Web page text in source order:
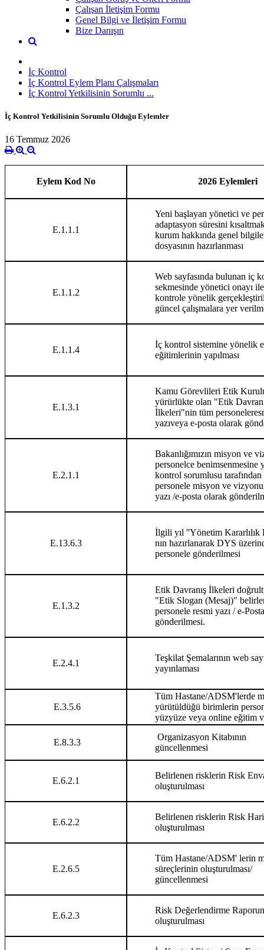
Çalışan İletişim Formu
Genel Bilgi ve İletişim Formu
Bize Danışın
İç Kontrol
İç Kontrol Eylem Planı Çalışmaları
İç Kontrol Yetkilisinin Sorumlu ...
İç Kontrol Yetkilisinin Sorumlu Olduğu Eylemler
16 Temmuz 2026
Eylem Kod No 2026 Eylemleri
E.1.1.1
Yeni başlayan yönetici ve
adaptasyon süresini
kurum hakkında genel
dosyasının hazırlanması
E.1.1.2
Web sayfasında bulunan iç
sekmesinde yönetici onayı
kontrole yönelik
güncel çalışmalara yer
E.1.1.4
İç kontrol sistemine yönelik
eğitimlerinin yapılması
E.1.3.1
Kamu Görevlileri Etik
yürürlükte olan "Etik
İlkeleri"nin tüm
yazıveya e-posta olarak
E.2.1.1
Bakanlığımızın misyon ve
personelce benimsenmesine
kontrol sorumlusu tarafından
personele misyon ve
yazı /e-posta olarak
E.13.6.3
İlgili yıl ''Yönetim Kararlılık
nın hazırlanarak DYS
personele gönderilmesi
E.1.3.2
Etik Davranış İlkeleri
"Etik Slogan (Mesaj)"
personele resmi yazı / e-
gönderilmesi.
E.2.4.1
Teşkilat Şemalarının web
yayınlaması
E.3.5.6
Tüm Hastane/ADSM'lerde
yürütüldüğü birimlerin
yüzyüze veya online eğitim
E.8.3.3
Organizasyon Kitabının
güncellenmesi
E.6.2.1
Belirlenen risklerin Risk
oluşturulması
E.6.2.2
Belirlenen risklerin Risk
oluşturulması
E.2.6.5
Tüm Hastane/ADSM' lerin
süreçlerinin oluşturulması/
güncellenmesi
E.6.2.3
Risk Değerlendirme
oluşturulması